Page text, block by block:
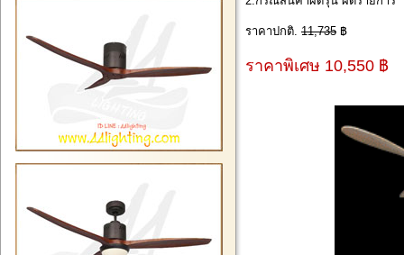
ราคาปกติ. 11,735 ฿
ราคาพิเศษ 10,550 ฿